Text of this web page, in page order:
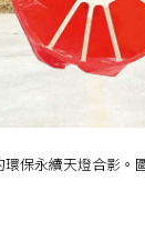
環保永續天燈合影。